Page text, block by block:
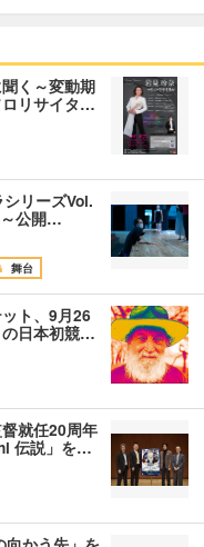
く～変動期
ロリサイタ…
リーズVol.
～公開…
舞台
ト、9月26
の日本初競…
就任20周年
伝説」を…